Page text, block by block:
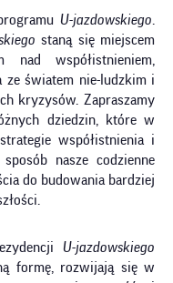
U-jazdowskiego.
staną się miejscem
nad współistnieniem,
ze światem nie-ludzkim i
kryzysów. Zapraszamy
dziedzin, które w
współistnienia i
nasze codzienne
do budowania bardziej
U-jazdowskiego
formę, rozwijają się w